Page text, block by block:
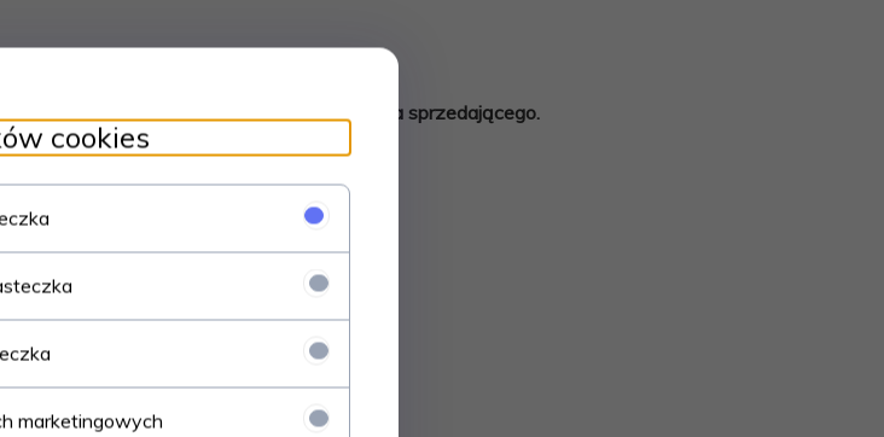
o wybranym kolorze w wiadomości dla sprzedającego.
informacji wysyłamy kolor czarny.
cookies
marketingowych